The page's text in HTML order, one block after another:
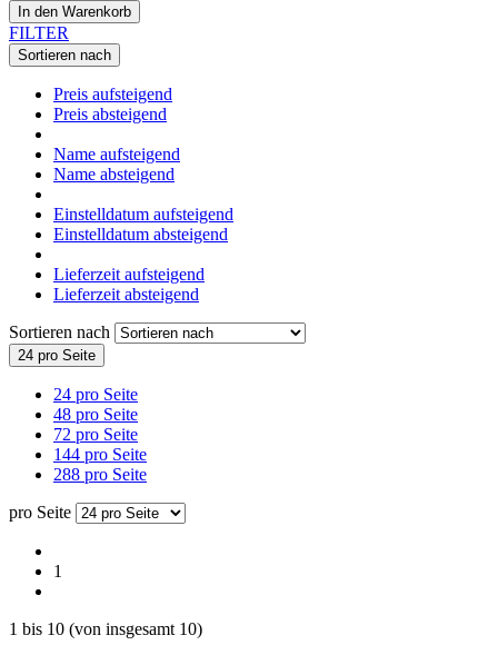
In den Warenkorb
FILTER
Sortieren nach
Preis aufsteigend
Preis absteigend
Name aufsteigend
Name absteigend
Einstelldatum aufsteigend
Einstelldatum absteigend
Lieferzeit aufsteigend
Lieferzeit absteigend
Sortieren nach
24 pro Seite
24 pro Seite
48 pro Seite
72 pro Seite
144 pro Seite
288 pro Seite
pro Seite
1
1 bis 10 (von insgesamt 10)